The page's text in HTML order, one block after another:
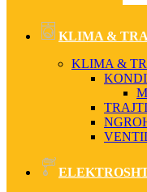
KLIMA &
KLIMA &